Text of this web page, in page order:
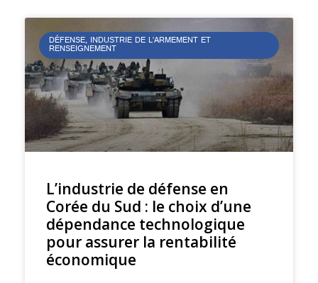
DÉFENSE, INDUSTRIE DE L’ARMEMENT ET
RENSEIGNEMENT
L’industrie de défense en
Corée du Sud : le choix d’une
dépendance technologique
pour assurer la rentabilité
économique